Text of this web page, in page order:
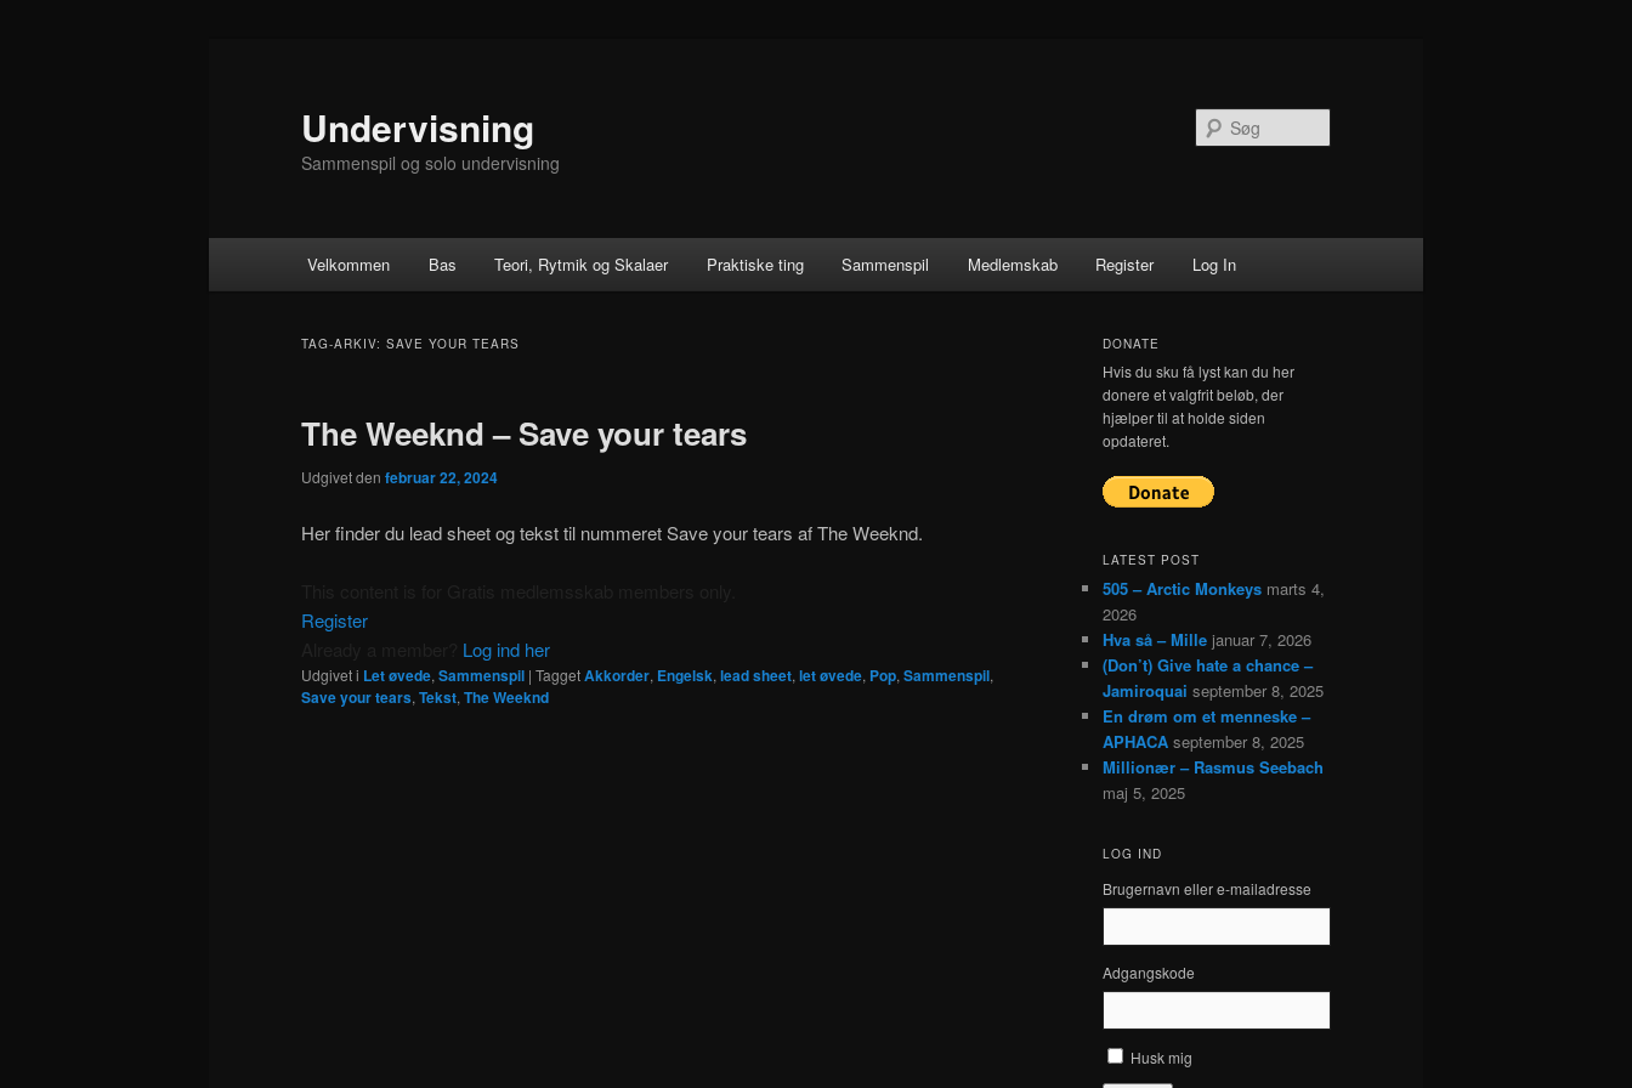
Undervisning
Sammenspil og solo undervisning
Velkommen Bas Teori, Rytmik og Skalaer Praktiske ting Sammenspil Medlemskab Register Log In
TAG-ARKIV: SAVE YOUR TEARS
The Weeknd – Save your tears
Udgivet den februar 22, 2024
Her finder du lead sheet og tekst til nummeret Save your tears af The Weeknd.
Register
Log ind her
Udgivet i Let øvede, Sammenspil | TaggetAkkorder, Engelsk, lead sheet, let øvede, Pop, Sammenspil,
Save your tears, Tekst, The Weeknd
DONATE
Hvis du sku få lyst kan du her
donere et valgfrit beløb, der
hjælper til at holde siden
opdateret.
LATEST POST
505 – Arctic Monkeys marts 4,
2026
Hva så – Mille januar 7, 2026
(Don’t) Give hate a chance –
Jamiroquai september 8, 2025
En drøm om et menneske –
APHACA september 8, 2025
Millionær – Rasmus Seebach
maj 5, 2025
LOG IND
Brugernavn eller e-mailadresse
Adgangskode
Husk mig